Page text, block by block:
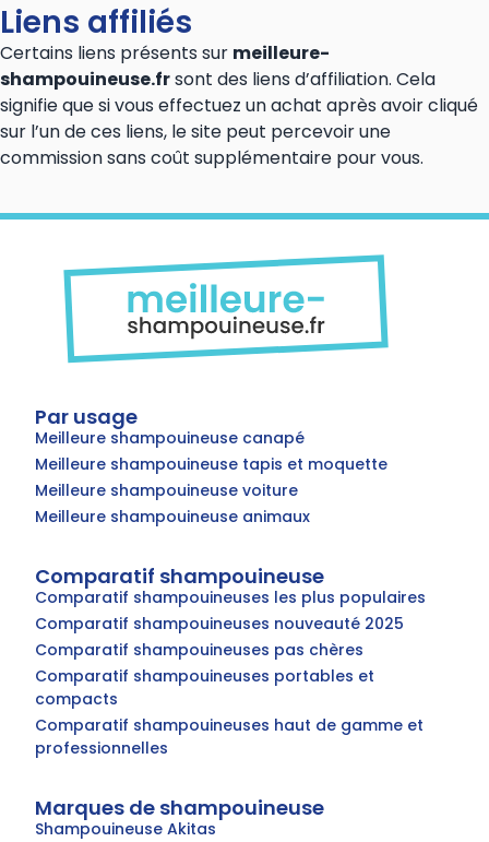
Liens affiliés
Certains liens présents sur meilleure-
shampouineuse.frsont des liens d’affiliation. Cela
signifie que si vous effectuez un achat après avoir cliqué
sur l’un de ces liens, le site peut percevoir une
commission sans coût supplémentaire pour vous.
Par usage
Meilleure shampouineuse canapé
Meilleure shampouineuse tapis et moquette
Meilleure shampouineuse voiture
Meilleure shampouineuse animaux
Comparatif shampouineuse
Comparatif shampouineuses les plus populaires
Comparatif shampouineuses nouveauté 2025
Comparatif shampouineuses pas chères
Comparatif shampouineuses portables et
compacts
Comparatif shampouineuses haut de gamme et
professionnelles
Marques de shampouineuse
Shampouineuse Akitas